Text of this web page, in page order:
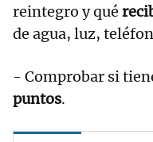
reintegro y qué
de agua, luz,
- Comprobar si
puntos.